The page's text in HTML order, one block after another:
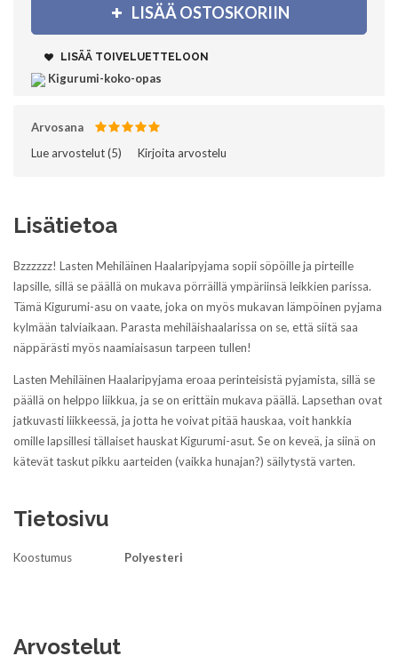
LISÄÄ OSTOSKORIIN
LISÄÄ TOIVELUETTELOON
Kigurumi-koko-opas
Arvosana
Lue arvostelut (5)‎ Kirjoita arvostelu
Lisätietoa
Bzzzzzz! Lasten Mehiläinen Haalaripyjama sopii söpöille ja pirteille
lapsille, sillä se päällä on mukava pörräillä ympäriinsä leikkien parissa.
Tämä Kigurumi-asu on vaate, joka on myös mukavan lämpöinen pyjama
kylmään talviaikaan. Parasta mehiläishaalarissa on se, että siitä saa
näppärästi myös naamiaisasun tarpeen tullen!
Lasten Mehiläinen Haalaripyjama eroaa perinteisistä pyjamista, sillä se
päällä on helppo liikkua, ja se on erittäin mukava päällä. Lapsethan ovat
jatkuvasti liikkeessä, ja jotta he voivat pitää hauskaa, voit hankkia
omille lapsillesi tällaiset hauskat Kigurumi-asut. Se on keveä, ja siinä on
kätevät taskut pikku aarteiden (vaikka hunajan?) säilytystä varten.
Tietosivu
Koostumus Polyesteri
Arvostelut